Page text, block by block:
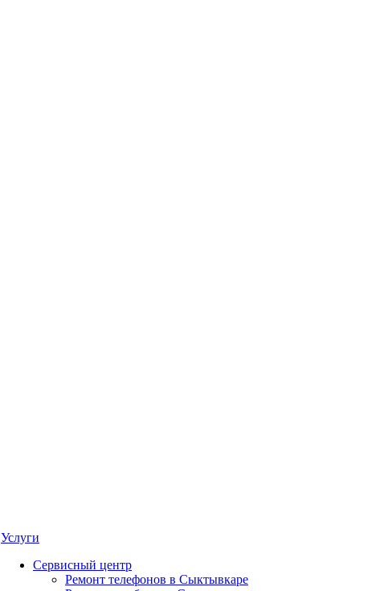
Услуги
Сервисный центр
Ремонт телефонов в Сыктывкаре